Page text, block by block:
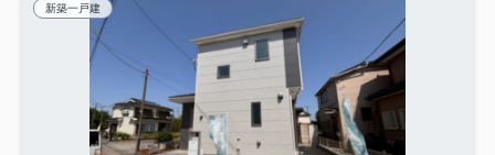
新築一戸建